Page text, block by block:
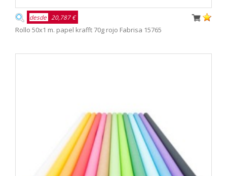
desde 20,787 €
Rollo 50x1 m. papel krafft 70g rojo Fabrisa 15765